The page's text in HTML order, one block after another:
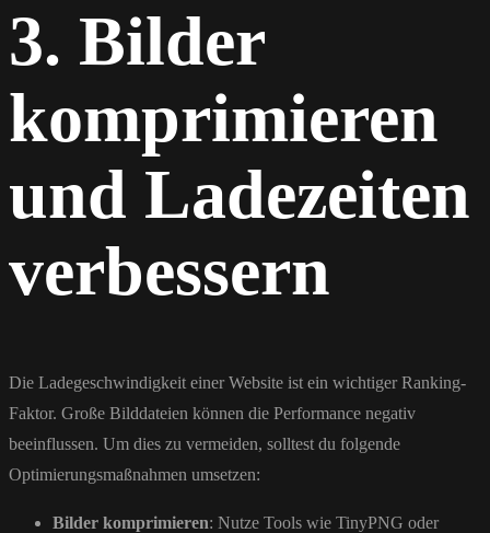
3. Bilder
komprimieren
und Ladezeiten
verbessern
Die Ladegeschwindigkeit einer Website ist ein wichtiger Ranking-
Faktor. Große Bilddateien können die Performance negativ
beeinflussen. Um dies zu vermeiden, solltest du folgende
Optimierungsmaßnahmen umsetzen:
Bilder komprimieren: Nutze Tools wie TinyPNG oder